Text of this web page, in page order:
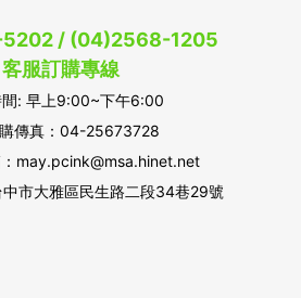
/ (04)2568-1205
客服訂購專線
間: 早上9:00~下午6:00
傳真：04-25673728
may.pcink@msa.hinet.net
中市大雅區民生路二段34巷29號